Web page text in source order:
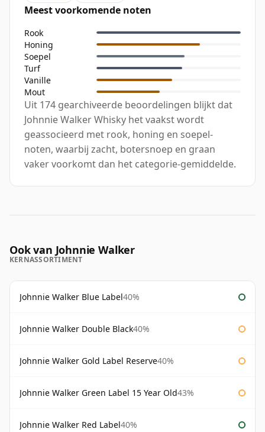
Meest voorkomende noten
Rook
Honing
Soepel
Turf
Vanille
Mout
Uit 174 gearchiveerde beoordelingen blijkt dat
Johnnie Walker Whisky het vaakst wordt
geassocieerd met rook, honing en soepel-
noten, waarbij zacht, botersnoep en graan
vaker voorkomt dan het categorie-gemiddelde.
Ook van Johnnie Walker
KERNASSORTIMENT
Johnnie Walker Blue Label40%
Johnnie Walker Double Black40%
Johnnie Walker Gold Label Reserve40%
Johnnie Walker Green Label 15 Year Old43%
Johnnie Walker Red Label40%